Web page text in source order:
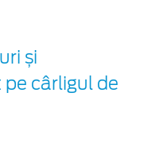
și
cârligul de